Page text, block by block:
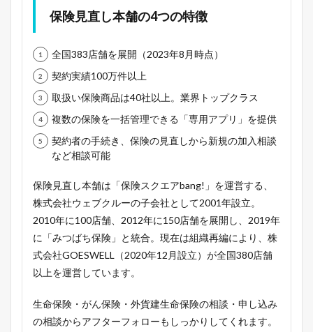
保険見直し本舗の4つの特徴
全国383店舗を展開（2023年8月時点）
契約実績100万件以上
取扱い保険商品は40社以上。業界トップクラス
複数の保険を一括管理できる「専用アプリ」を提供
契約者の手続き、保険の見直しから新規の加入相談
など相談可能
保険見直し本舗は「保険スクエアbang!」を運営する、
株式会社ウェブクルーの子会社として2001年設立。
2010年に100店舗、2012年に150店舗を展開し、2019年
に「みつばち保険」と統合。現在は組織再編により、株
式会社GOESWELL（2020年12月設立）が全国380店舗
以上を運営しています。
生命保険・がん保険・外貨建生命保険の相談・申し込み
の相談からアフターフォローもしっかりしてくれます。